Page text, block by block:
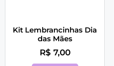
Kit Lembrancinhas Dia
das Mães
R$ 7,00